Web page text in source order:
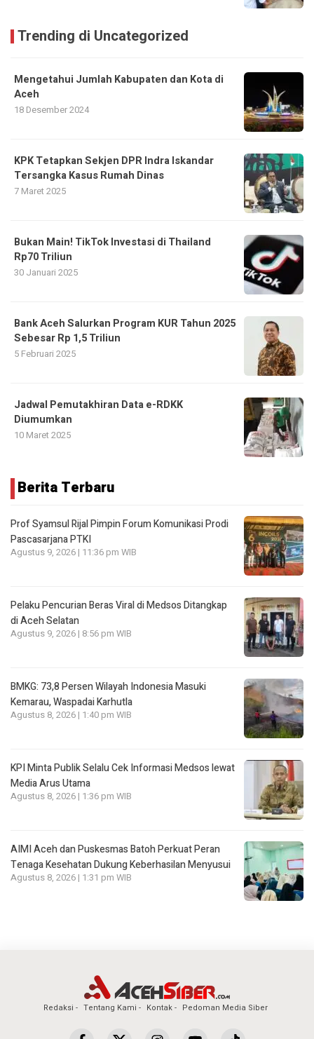
Trending di Uncategorized
Mengetahui Jumlah Kabupaten dan Kota di
Aceh
18 Desember 2024
KPK Tetapkan Sekjen DPR Indra Iskandar
Tersangka Kasus Rumah Dinas
7 Maret 2025
Bukan Main! TikTok Investasi di Thailand
Rp70 Triliun
30 Januari 2025
Bank Aceh Salurkan Program KUR Tahun 2025
Sebesar Rp 1,5 Triliun
5 Februari 2025
Jadwal Pemutakhiran Data e-RDKK
Diumumkan
10 Maret 2025
Berita Terbaru
Prof Syamsul Rijal Pimpin Forum Komunikasi Prodi
Pascasarjana PTKI
Agustus 9, 2026 | 11:36 pm WIB
Pelaku Pencurian Beras Viral di Medsos Ditangkap
di Aceh Selatan
Agustus 9, 2026 | 8:56 pm WIB
BMKG: 73,8 Persen Wilayah Indonesia Masuki
Kemarau, Waspadai Karhutla
Agustus 8, 2026 | 1:40 pm WIB
KPI Minta Publik Selalu Cek Informasi Medsos lewat
Media Arus Utama
Agustus 8, 2026 | 1:36 pm WIB
AIMI Aceh dan Puskesmas Batoh Perkuat Peran
Tenaga Kesehatan Dukung Keberhasilan Menyusui
Agustus 8, 2026 | 1:31 pm WIB
Redaksi Tentang Kami Kontak Pedoman Media Siber